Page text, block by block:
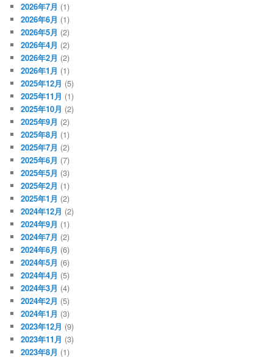
2026年7月 (1)
2026年6月 (1)
2026年5月 (2)
2026年4月 (2)
2026年2月 (2)
2026年1月 (1)
2025年12月 (5)
2025年11月 (1)
2025年10月 (2)
2025年9月 (2)
2025年8月 (1)
2025年7月 (2)
2025年6月 (7)
2025年5月 (3)
2025年2月 (1)
2025年1月 (2)
2024年12月 (2)
2024年9月 (1)
2024年7月 (2)
2024年6月 (6)
2024年5月 (6)
2024年4月 (5)
2024年3月 (4)
2024年2月 (5)
2024年1月 (3)
2023年12月 (9)
2023年11月 (3)
2023年8月 (1)